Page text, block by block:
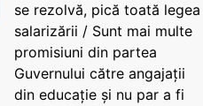
se rezolvă, pică toată legea
salarizării / Sunt mai multe
promisiuni din partea
Guvernului către angajații
din educație și nu par a fi